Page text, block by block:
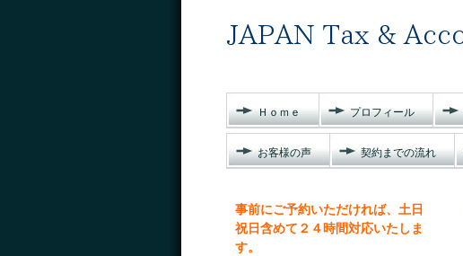
Ｈｏｍｅ プロフィール
お客様の声 契約までの流れ
事前にご予約いただければ、土日
祝日含めて２４時間対応いたしま
す。